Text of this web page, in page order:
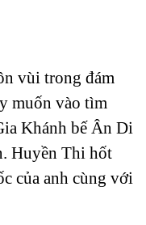
vùi trong đám
muốn vào tìm
Khánh bế Ân Di
Huyền Thi hốt
của anh cùng với